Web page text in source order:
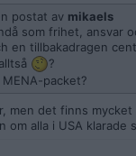
postat av mikaels
som frihet, ansvar
en tillbakadragen
?
packet?
men det finns
om alla i USA